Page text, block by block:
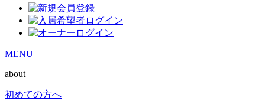
MENU
about
初めての方へ